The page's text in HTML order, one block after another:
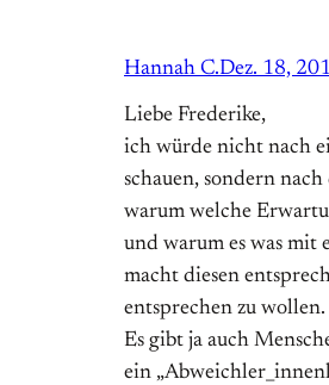
Hannah C.Dez. 18,
Liebe Frederike,
ich würde nicht nach
schauen, sondern nach
warum welche
und warum es was mit
macht diesen
entsprechen zu wollen.
Es gibt ja auch
ein